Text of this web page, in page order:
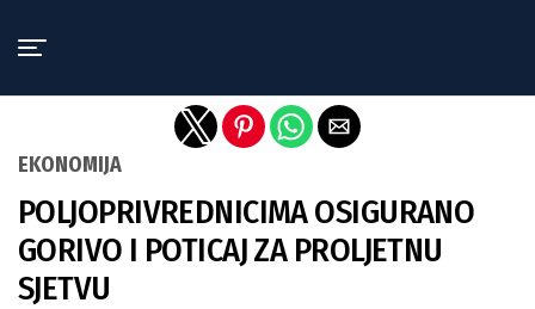
EKONOMIJA
POLJOPRIVREDNICIMA OSIGURANO
GORIVO I POTICAJ ZA PROLJETNU
SJETVU